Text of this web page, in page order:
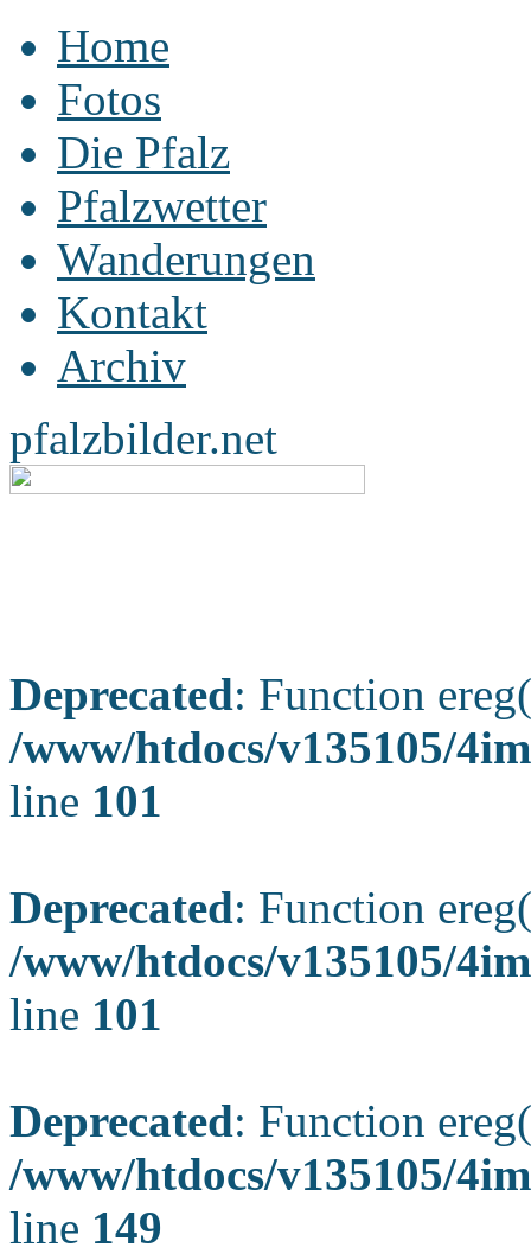
Home
Fotos
Die Pfalz
Pfalzwetter
Wanderungen
Kontakt
Archiv
pfalzbilder.net
Deprecated: Function
/www/htdocs/v135105/
line 101
Deprecated: Function
/www/htdocs/v135105/
line 101
Deprecated: Function
/www/htdocs/v135105/
line 149